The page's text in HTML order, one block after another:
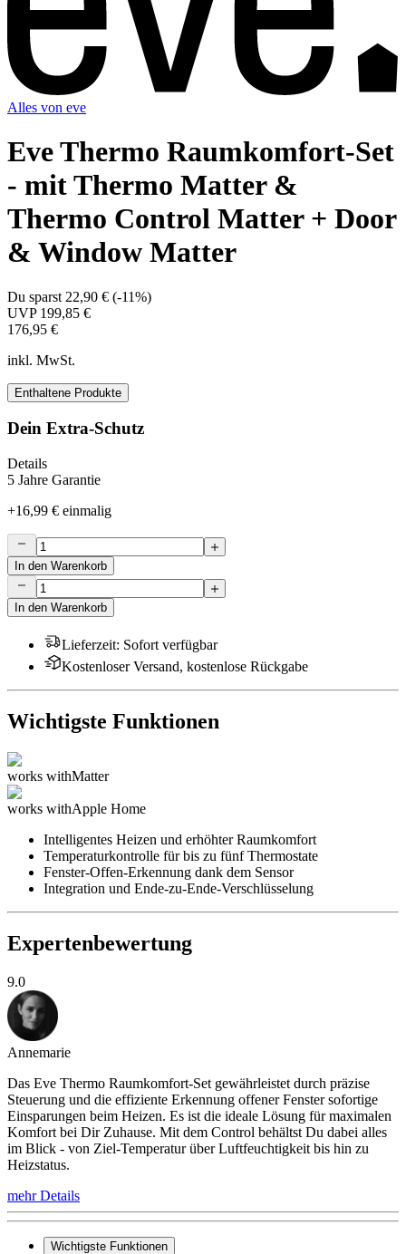
Alles von eve
Eve Thermo Raumkomfort-Set
- mit Thermo Matter &
Thermo Control Matter + Door
& Window Matter
Du sparst 22,90 € (-11%)
UVP 199,85 €
176,95 €
inkl. MwSt.
Enthaltene Produkte
Dein Extra-Schutz
Details
5 Jahre Garantie
+16,99 € einmalig
In den Warenkorb
In den Warenkorb
Lieferzeit: Sofort verfügbar
Kostenloser Versand, kostenlose Rückgabe
Wichtigste Funktionen
works withMatter
works withApple Home
Intelligentes Heizen und erhöhter Raumkomfort
Temperaturkontrolle für bis zu fünf Thermostate
Fenster-Offen-Erkennung dank dem Sensor
Integration und Ende-zu-Ende-Verschlüsselung
Expertenbewertung
9.0
Annemarie
Das Eve Thermo Raumkomfort-Set gewährleistet durch präzise
Steuerung und die effiziente Erkennung offener Fenster sofortige
Einsparungen beim Heizen. Es ist die ideale Lösung für maximalen
Komfort bei Dir Zuhause. Mit dem Control behältst Du dabei alles
im Blick - von Ziel-Temperatur über Luftfeuchtigkeit bis hin zu
Heizstatus.
mehr Details
Wichtigste Funktionen